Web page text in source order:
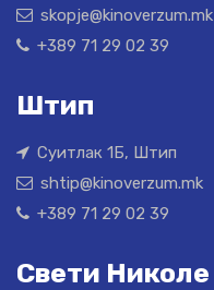
skopje@kinoverzum.mk
+389 71 29 02 39
Штип
Суитлак 1Б, Штип
shtip@kinoverzum.mk
+389 71 29 02 39
Свети Николе